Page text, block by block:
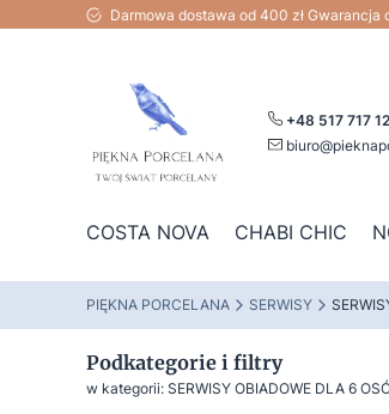
Darmowa dostawa od 400 zł
+48 517 717
COSTA NOVA CHABI CHIC
PIĘKNA PORCELANA SERWISY
Podkategorie i filtry
w kategorii: SERWISY OBIADOWE DLA 6